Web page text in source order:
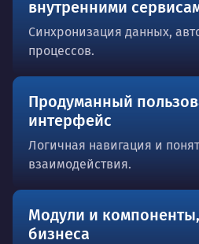
внутренними
Синхронизация данных,
процессов.
Продуманный
интерфейс
Логичная навигация и
взаимодействия.
Модули и
бизнеса